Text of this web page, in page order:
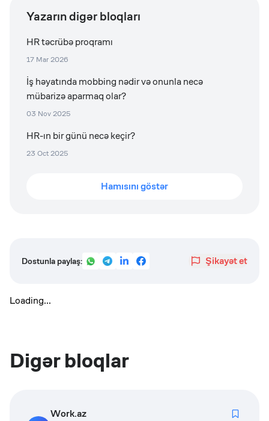
Yazarın digər bloqları
HR təcrübə proqramı
17 Mar 2026
İş həyatında mobbing nədir və onunla necə
mübarizə aparmaq olar?
03 Nov 2025
HR-ın bir günü necə keçir?
23 Oct 2025
Hamısını göstər
Dostunla paylaş: Şikayət et
Loading...
Digər bloqlar
Work.az